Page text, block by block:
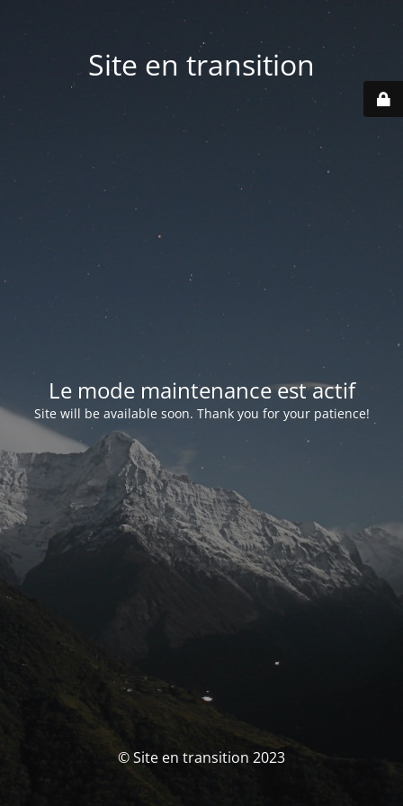
Site en transition
Le mode maintenance est actif
Site will be available soon. Thank you for your patience!
© Site en transition 2023